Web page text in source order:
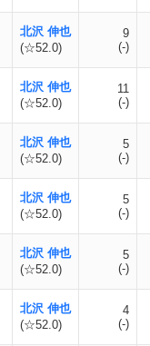
北沢 伸也
(☆52.0)
9
(-)
北沢 伸也
(☆52.0)
11
(-)
北沢 伸也
(☆52.0)
5
(-)
北沢 伸也
(☆52.0)
5
(-)
北沢 伸也
(☆52.0)
5
(-)
北沢 伸也
(☆52.0)
4
(-)